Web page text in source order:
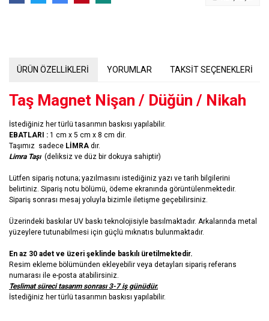
ÜRÜN ÖZELLİKLERİ YORUMLAR TAKSİT SEÇENEKLERİ
Taş Magnet Nişan / Düğün / Nikah
İstediğiniz her türlü tasarımın baskısı yapılabilir.
EBATLARI : 1 cm x 5 cm x 8 cm dir.
Taşımız sadece LİMRA dır.
Limra Taşı(deliksiz ve düz bir dokuya sahiptir)
Lütfen sipariş notuna; yazılmasını istediğiniz yazı ve tarih bilgilerini
belirtiniz. Sipariş notu bölümü, ödeme ekranında görüntülenmektedir.
Sipariş sonrası mesaj yoluyla bizimle iletişme geçebilirsiniz.
Üzerindeki baskılar UV baskı teknolojisiyle basılmaktadır. Arkalarında metal
yüzeylere tutunabilmesi için güçlü mıknatıs bulunmaktadır.
En az 30 adet ve üzeri şeklinde baskılı üretilmektedir.
Resim ekleme bölümünden ekleyebilir veya detayları sipariş referans
numarası ile e-posta atabilirsiniz.
Teslimat süreci tasarım sonrası 3-7 iş günüdür.
İstediğiniz her türlü tasarımın baskısı yapılabilir.